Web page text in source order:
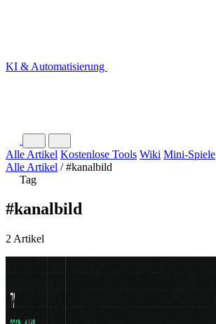
KI & Automatisierung
Alle Artikel Kostenlose Tools Wiki Mini-Spiele
Alle Artikel / #kanalbild
Tag
#kanalbild
2 Artikel